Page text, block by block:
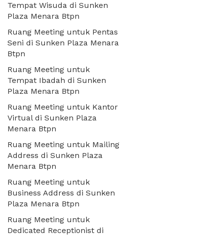
Tempat Wisuda di Sunken
Plaza Menara Btpn
Ruang Meeting untuk Pentas
Seni di Sunken Plaza Menara
Btpn
Ruang Meeting untuk
Tempat Ibadah di Sunken
Plaza Menara Btpn
Ruang Meeting untuk Kantor
Virtual di Sunken Plaza
Menara Btpn
Ruang Meeting untuk Mailing
Address di Sunken Plaza
Menara Btpn
Ruang Meeting untuk
Business Address di Sunken
Plaza Menara Btpn
Ruang Meeting untuk
Dedicated Receptionist di